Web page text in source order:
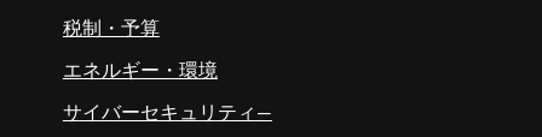
税制・予算
エネルギー・環境
サイバーセキュリティ―